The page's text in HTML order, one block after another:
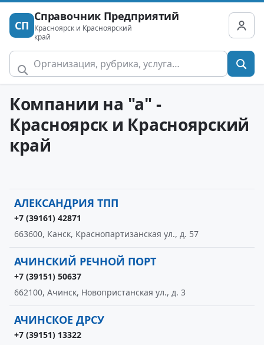
СП
Справочник Предприятий
Красноярск и Красноярский
край
Компании на "а" -
Красноярск и Красноярский
край
АЛЕКСАНДРИЯ ТПП
+7 (39161) 42871
663600, Канск, Краснопартизанская ул., д. 57
АЧИНСКИЙ РЕЧНОЙ ПОРТ
+7 (39151) 50637
662100, Ачинск, Новопристанская ул., д. 3
АЧИНСКОЕ ДРСУ
+7 (39151) 13322